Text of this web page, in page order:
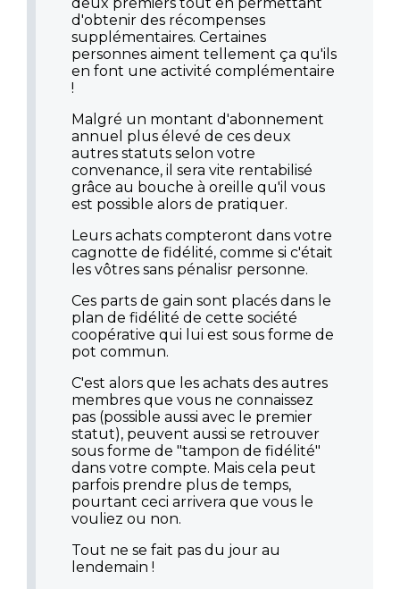
d'obtenir des récompenses
supplémentaires. Certaines
personnes aiment tellement ça qu'ils
en font une activité complémentaire
!
Malgré un montant d'abonnement
annuel plus élevé de ces deux
autres statuts selon votre
convenance, il sera vite rentabilisé
grâce au bouche à oreille qu'il vous
est possible alors de pratiquer.
Leurs achats compteront dans votre
cagnotte de fidélité, comme si c'était
les vôtres sans pénalisr personne.
Ces parts de gain sont placés dans le
plan de fidélité de cette société
coopérative qui lui est sous forme de
pot commun.
C'est alors que les achats des autres
membres que vous ne connaissez
pas (possible aussi avec le premier
statut), peuvent aussi se retrouver
sous forme de "tampon de fidélité"
dans votre compte. Mais cela peut
parfois prendre plus de temps,
pourtant ceci arrivera que vous le
vouliez ou non.
Tout ne se fait pas du jour au
lendemain !